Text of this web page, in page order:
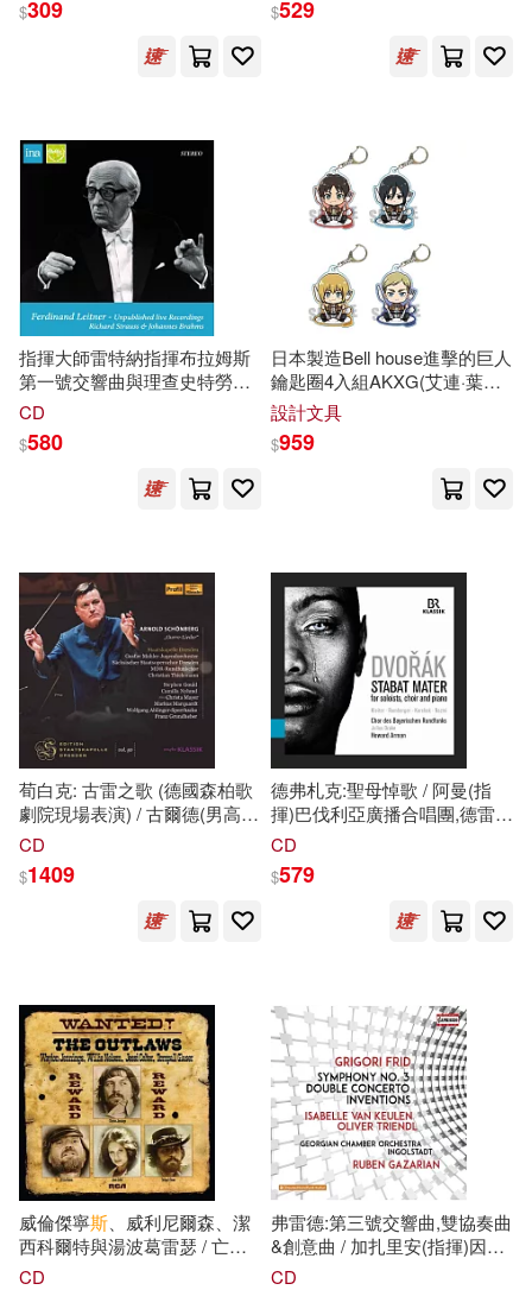
Ensemble Darcos)
$309
Albrecht Mayer (oboe) / Poga
(conductor) / Latvian National
Symphony Orchestra)
$529
指揮大師雷特納指揮布拉姆斯
第一號交響曲與理查史特勞斯
提爾愉快的惡作劇 (世界首次發
Ferdinand Leitner Unpublished
Live Recordings)
CD
$580
日本製造Bell house進擊的巨人
鑰匙圈4入組AKXG(艾連·葉卡/
米卡莎·阿卡曼/阿爾敏·亞魯雷
特/團長艾爾文·史密斯)進擊の
巨人周邊-日本原裝進口
設計文具
$959
荀白克: 古雷之歌 (德國森柏歌
劇院現場表演) / 古爾德(男高
音) / 奈蘆
夫·馬勒青年管弦樂團 / 德勒斯
登國家管弦樂團 (2CD)
(Schoenberg: Gurre-Lieder
Nylund(soprano) /
Mayer(mezzo-soprano) /
Thielemann(conductor) /
Gustav Mahler
Jugendorchester /
Staatskapelle Dresden (2CD))
CD
$1409
德弗札克:聖母悼歌 / 阿曼(指
揮)巴伐利亞廣播合唱團,德雷克
(鋼琴),克萊特(女高音) (CD)
Arman(conductor)Bavarian
Radio Chorus,Drake
(piano),Klieter (soprano))
CD
$579
威倫傑寧斯 、威利尼爾森、潔
西科爾特與湯波葛雷瑟 / 亡命
之徒通緝中 (2019 LP黑膠唱片)
CD
弗雷德:第三號交響曲,雙協奏曲
&創意曲 / 加扎里安(指揮)因戈
爾施塔特格魯吉亞室內樂團
CD